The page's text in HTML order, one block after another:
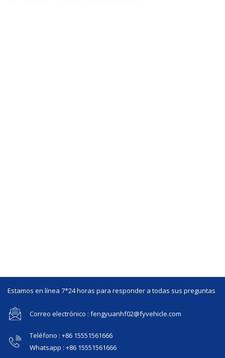
Estamos en línea 7*24 horas para responder a todas sus preguntas
Correo electrónico : fengyuanhf02@fyvehicle.com
Teléfono : +86 15551561666
Whatsapp : +86 15551561666